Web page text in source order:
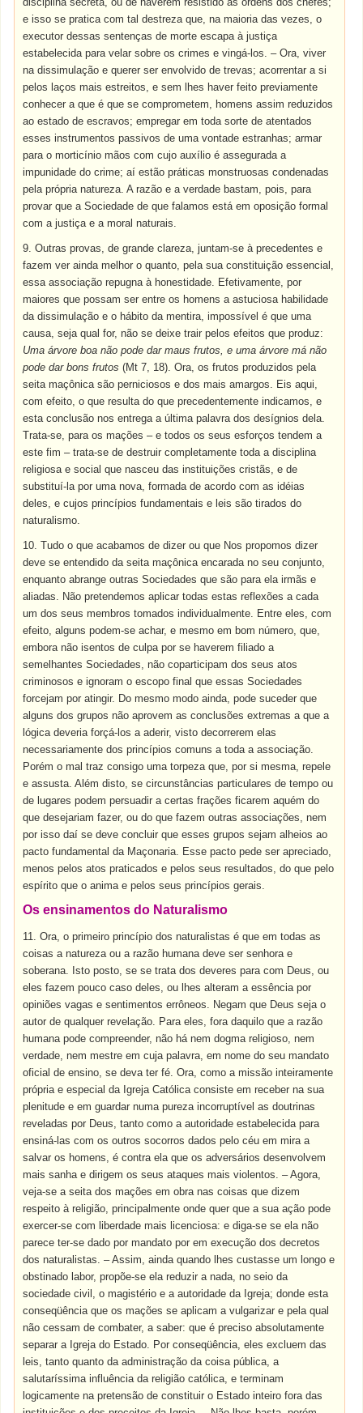
e isso se pratica com tal destreza que, na maioria das vezes, o
executor dessas sentenças de morte escapa à justiça
estabelecida para velar sobre os crimes e vingá-los. – Ora, viver
na dissimulação e querer ser envolvido de trevas; acorrentar a si
pelos laços mais estreitos, e sem lhes haver feito previamente
conhecer a que é que se comprometem, homens assim reduzidos
ao estado de escravos; empregar em toda sorte de atentados
esses instrumentos passivos de uma vontade estranhas; armar
para o morticínio mãos com cujo auxílio é assegurada a
impunidade do crime; aí estão práticas monstruosas condenadas
pela própria natureza. A razão e a verdade bastam, pois, para
provar que a Sociedade de que falamos está em oposição formal
com a justiça e a moral naturais.
9. Outras provas, de grande clareza, juntam-se à precedentes e
fazem ver ainda melhor o quanto, pela sua constituição essencial,
essa associação repugna à honestidade. Efetivamente, por
maiores que possam ser entre os homens a astuciosa habilidade
da dissimulação e o hábito da mentira, impossível é que uma
causa, seja qual for, não se deixe trair pelos efeitos que produz:
Uma árvore boa não pode dar maus frutos, e uma árvore má não
pode dar bons frutos(Mt 7, 18). Ora, os frutos produzidos pela
seita maçônica são perniciosos e dos mais amargos. Eis aqui,
com efeito, o que resulta do que precedentemente indicamos, e
esta conclusão nos entrega a última palavra dos desígnios dela.
Trata-se, para os mações – e todos os seus esforços tendem a
este fim – trata-se de destruir completamente toda a disciplina
religiosa e social que nasceu das instituições cristãs, e de
substituí-la por uma nova, formada de acordo com as idéias
deles, e cujos princípios fundamentais e leis são tirados do
naturalismo.
10. Tudo o que acabamos de dizer ou que Nos propomos dizer
deve se entendido da seita maçônica encarada no seu conjunto,
enquanto abrange outras Sociedades que são para ela irmãs e
aliadas. Não pretendemos aplicar todas estas reflexões a cada
um dos seus membros tomados individualmente. Entre eles, com
efeito, alguns podem-se achar, e mesmo em bom número, que,
embora não isentos de culpa por se haverem filiado a
semelhantes Sociedades, não coparticipam dos seus atos
criminosos e ignoram o escopo final que essas Sociedades
forcejam por atingir. Do mesmo modo ainda, pode suceder que
alguns dos grupos não aprovem as conclusões extremas a que a
lógica deveria forçá-los a aderir, visto decorrerem elas
necessariamente dos princípios comuns a toda a associação.
Porém o mal traz consigo uma torpeza que, por si mesma, repele
e assusta. Além disto, se circunstâncias particulares de tempo ou
de lugares podem persuadir a certas frações ficarem aquém do
que desejariam fazer, ou do que fazem outras associações, nem
por isso daí se deve concluir que esses grupos sejam alheios ao
pacto fundamental da Maçonaria. Esse pacto pede ser apreciado,
menos pelos atos praticados e pelos seus resultados, do que pelo
espírito que o anima e pelos seus princípios gerais.
Os ensinamentos do Naturalismo
11. Ora, o primeiro princípio dos naturalistas é que em todas as
coisas a natureza ou a razão humana deve ser senhora e
soberana. Isto posto, se se trata dos deveres para com Deus, ou
eles fazem pouco caso deles, ou lhes alteram a essência por
opiniões vagas e sentimentos errôneos. Negam que Deus seja o
autor de qualquer revelação. Para eles, fora daquilo que a razão
humana pode compreender, não há nem dogma religioso, nem
verdade, nem mestre em cuja palavra, em nome do seu mandato
oficial de ensino, se deva ter fé. Ora, como a missão inteiramente
própria e especial da Igreja Católica consiste em receber na sua
plenitude e em guardar numa pureza incorruptível as doutrinas
reveladas por Deus, tanto como a autoridade estabelecida para
ensiná-las com os outros socorros dados pelo céu em mira a
salvar os homens, é contra ela que os adversários desenvolvem
mais sanha e dirigem os seus ataques mais violentos. – Agora,
veja-se a seita dos mações em obra nas coisas que dizem
respeito à religião, principalmente onde quer que a sua ação pode
exercer-se com liberdade mais licenciosa: e diga-se se ela não
parece ter-se dado por mandato por em execução dos decretos
dos naturalistas. – Assim, ainda quando lhes custasse um longo e
obstinado labor, propõe-se ela reduzir a nada, no seio da
sociedade civil, o magistério e a autoridade da Igreja; donde esta
conseqüência que os mações se aplicam a vulgarizar e pela qual
não cessam de combater, a saber: que é preciso absolutamente
separar a Igreja do Estado. Por conseqüência, eles excluem das
leis, tanto quanto da administração da coisa pública, a
salutaríssima influência da religião católica, e terminam
logicamente na pretensão de constituir o Estado inteiro fora das